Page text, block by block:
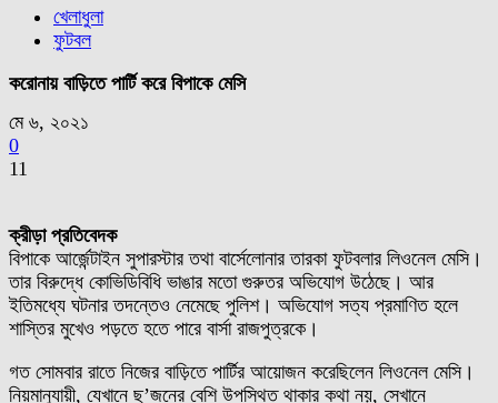
খেলাধুলা
ফুটবল
করোনায় বাড়িতে পার্টি করে বিপাকে মেসি
মে ৬, ২০২১
0
11
ক্রীড়া প্রতিবেদক
বিপাকে আর্জেন্টাইন সুপারস্টার তথা বার্সেলোনার তারকা ফুটবলার লিওনেল মেসি।
তার বিরুদ্ধে কোভিডিবিধি ভাঙার মতো গুরুতর অভিযোগ উঠেছে। আর
ইতিমধ্যে ঘটনার তদন্তেও নেমেছে পুলিশ। অভিযোগ সত্য প্রমাণিত হলে
শাস্তির মুখেও পড়তে হতে পারে বার্সা রাজপুত্রকে।
গত সোমবার রাতে নিজের বাড়িতে পার্টির আয়োজন করেছিলেন লিওনেল মেসি।
নিয়মানুযায়ী, যেখানে ছ’জনের বেশি উপস্থিত থাকার কথা নয়, সেখানে